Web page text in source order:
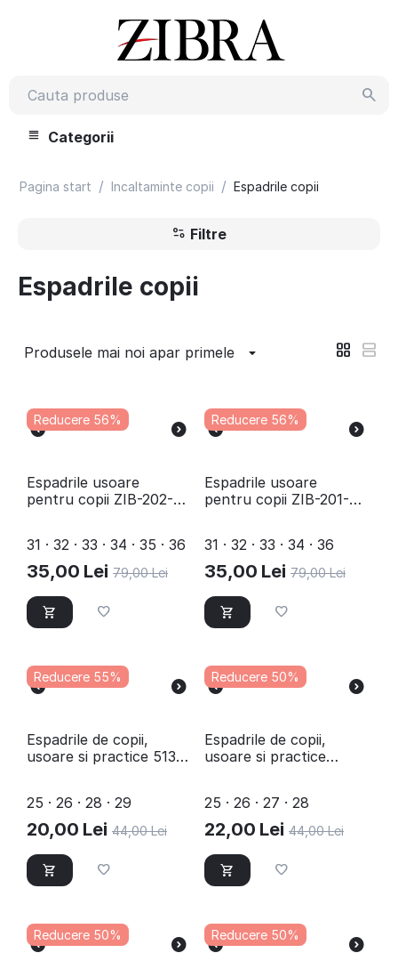
Categorii
Pagina start / Incaltaminte copii / Espadrile copii
Filtre
Espadrile copii
Produsele mai noi apar primele
Reducere 56%
Espadrile usoare
pentru copii ZIB-202-2-
31 · 32 · 33 · 34 · 35 · 36
35,00 Lei 79,00 Lei
Reducere 56%
​Espadrile usoare
pentru copii ZIB-201-2-
31 · 32 · 33 · 34 · 36
35,00 Lei 79,00 Lei
Reducere 55%
​Espadrile de copii,
usoare si practice 513-
25 · 26 · 28 · 29
20,00 Lei 44,00 Lei
Reducere 50%
Espadrile de copii,
usoare si practice
25 · 26 · 27 · 28
22,00 Lei 44,00 Lei
Reducere 50% Reducere 50%